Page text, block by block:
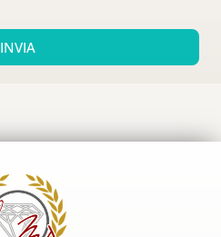
INVIA